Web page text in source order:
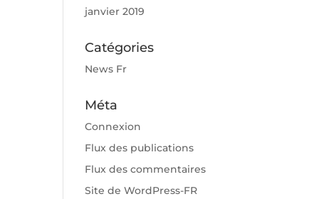
janvier 2019
Catégories
News Fr
Méta
Connexion
Flux des publications
Flux des commentaires
Site de WordPress-FR